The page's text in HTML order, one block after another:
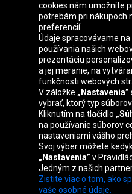
Skupina Oponeo
Belgique
Česká
republika
España France
Nederland Österreich
cookies nám umožníte
potrebám pri nákupoch
preferencií.
Údaje spracovávame
používania našich
prezentáciu
a jej meranie, na
funkčnosti webových
V záložke „Nastavenia”
vybrať, ktorý typ
Kliknutím na tlačidlo
na používanie súborov
nastaveniami vášho
Svoj výber môžete
„Nastavenia” v
Jedným z našich
Zistite viac o tom, ako
vaše osobné údaje.